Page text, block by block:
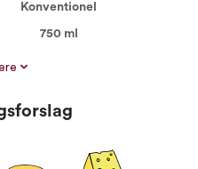
Konventionel
750 ml
(LBV) portvin
Kork
Tinta Franca 20%